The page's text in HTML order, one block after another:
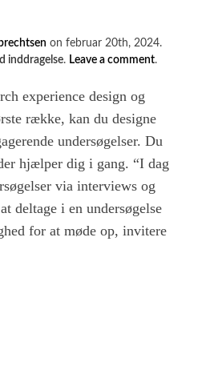
on februar 20th, 2024.
inddragelse. Leave a commenton
Hvad
er
det,
er
det
vigtigt,
.
experience design og
række, kan du designe
undersøgelser. Du
hjælper dig i gang. “I dag
via interviews og
deltage i en undersøgelse
for at møde op, invitere